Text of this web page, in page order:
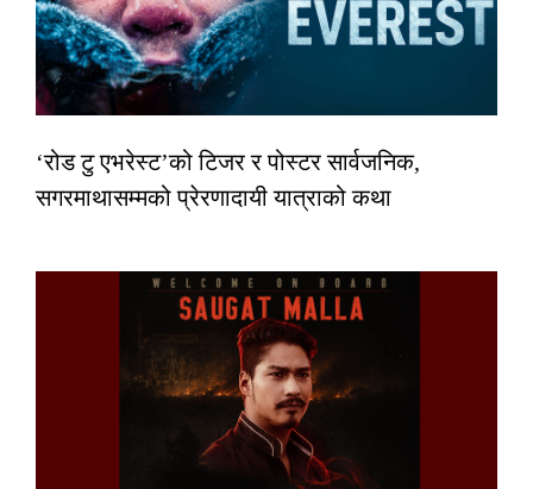
‘रोड टु एभरेस्ट’को टिजर र पोस्टर सार्वजनिक,
सगरमाथासम्मको प्रेरणादायी यात्राको कथा